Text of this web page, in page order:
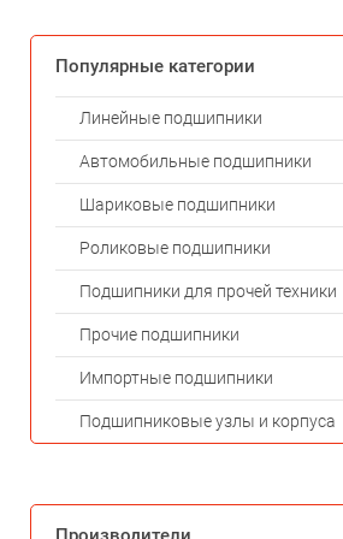
Популярные категории
Линейные подшипники
Автомобильные подшипники
Шариковые подшипники
Роликовые подшипники
Подшипники для прочей техники
Прочие подшипники
Импортные подшипники
Подшипниковые узлы и корпуса